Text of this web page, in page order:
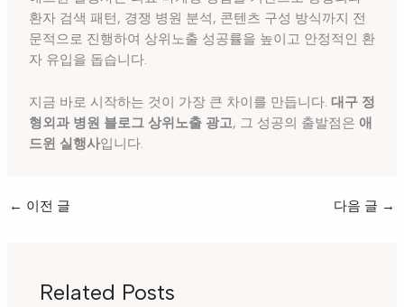
환자 검색 패턴, 경쟁 병원 분석, 콘텐츠 구성 방식까지 전
문적으로 진행하여 상위노출 성공률을 높이고 안정적인 환
자 유입을 돕습니다.
지금 바로 시작하는 것이 가장 큰 차이를 만듭니다. 대구 정
형외과 병원 블로그 상위노출 광고, 그 성공의 출발점은 애
드윈 실행사입니다.
← 이전 글 다음 글 →
Related Posts